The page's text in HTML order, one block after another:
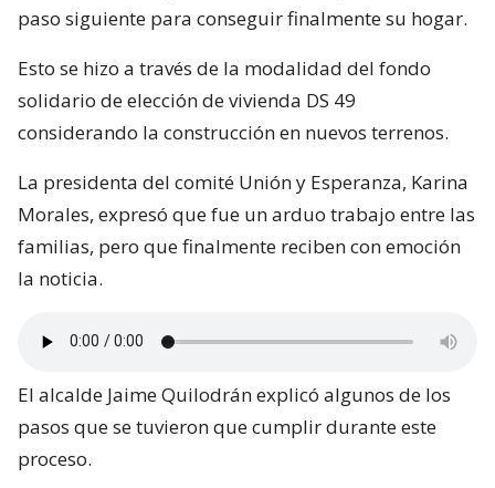
paso siguiente para conseguir finalmente su hogar.
Esto se hizo a través de la modalidad del fondo
solidario de elección de vivienda DS 49
considerando la construcción en nuevos terrenos.
La presidenta del comité Unión y Esperanza, Karina
Morales, expresó que fue un arduo trabajo entre las
familias, pero que finalmente reciben con emoción
la noticia.
El alcalde Jaime Quilodrán explicó algunos de los
pasos que se tuvieron que cumplir durante este
proceso.